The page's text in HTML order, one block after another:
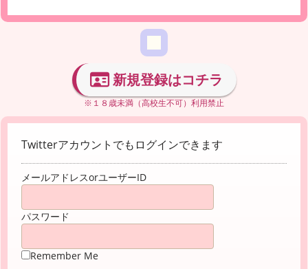
新規登録はコチラ
※１８歳未満（高校生不可）利用禁止
Twitterアカウントでもログインできます
メールアドレスorユーザーID
パスワード
Remember Me